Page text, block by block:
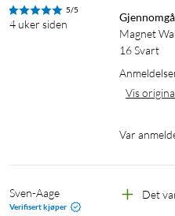
1 × Magnet Wallet+
1 × avtakbart magnetisk
5/5
4 uker siden
Magnet
16 Svart
Vis
Var
Sven-Aage
Verifisert kjøper
Det